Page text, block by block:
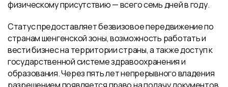
физическому присутствию — всего семь дней в году.
Статус предоставляет безвизовое передвижение по
странам шенгенской зоны, возможность работать и
вести бизнес на территории страны, а также доступ к
государственной системе здравоохранения и
образования. Через пять лет непрерывного владения